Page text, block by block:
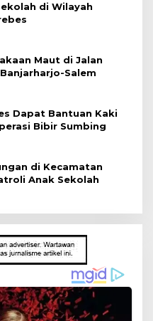
di Wilayah
Maut di Jalan
Salem
Dapat Bantuan Kaki
Bibir Sumbing
di Kecamatan
Anak Sekolah